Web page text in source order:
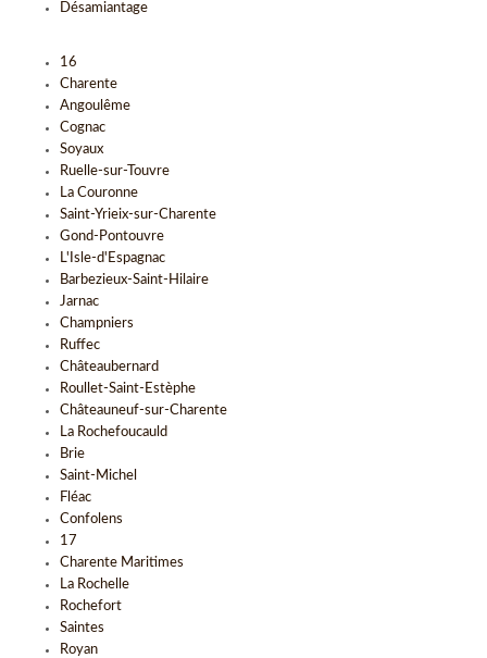
Désamiantage
16
Charente
Angoulême
Cognac
Soyaux
Ruelle-sur-Touvre
La Couronne
Saint-Yrieix-sur-Charente
Gond-Pontouvre
L'Isle-d'Espagnac
Barbezieux-Saint-Hilaire
Jarnac
Champniers
Ruffec
Châteaubernard
Roullet-Saint-Estèphe
Châteauneuf-sur-Charente
La Rochefoucauld
Brie
Saint-Michel
Fléac
Confolens
17
Charente Maritimes
La Rochelle
Rochefort
Saintes
Royan